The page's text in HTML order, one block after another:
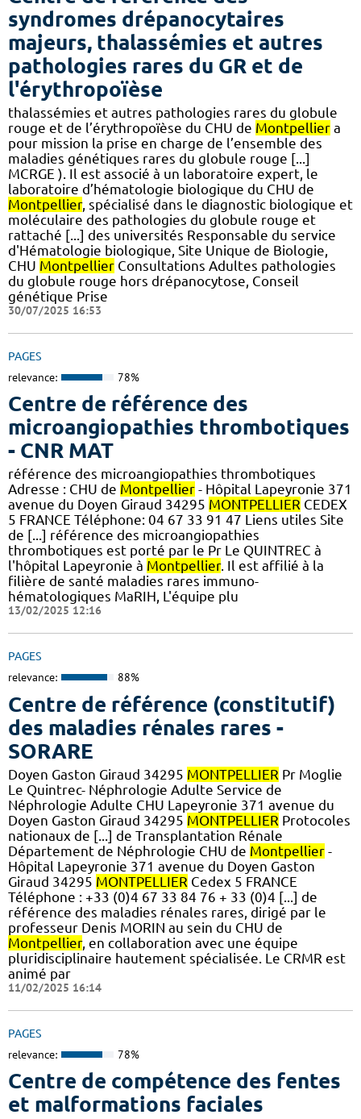
syndromes drépanocytaires
majeurs, thalassémies et autres
pathologies rares du GR et de
l'érythropoïèse
thalassémies et autres pathologies rares du globule
rouge et de l’érythropoïèse du CHU de Montpellier a
pour mission la prise en charge de l’ensemble des
maladies génétiques rares du globule rouge [...]
MCRGE ). Il est associé à un laboratoire expert, le
laboratoire d’hématologie biologique du CHU de
Montpellier, spécialisé dans le diagnostic biologique et
moléculaire des pathologies du globule rouge et
rattaché [...] des universités Responsable du service
d'Hématologie biologique, Site Unique de Biologie,
CHU Montpellier Consultations Adultes pathologies
du globule rouge hors drépanocytose, Conseil
génétique Prise
30/07/2025 16:53
PAGES
relevance: 78%
Centre de référence des
microangiopathies thrombotiques
- CNR MAT
référence des microangiopathies thrombotiques
Adresse : CHU de Montpellier - Hôpital Lapeyronie 371
avenue du Doyen Giraud 34295 MONTPELLIER CEDEX
5 FRANCE Téléphone: 04 67 33 91 47 Liens utiles Site
de [...] référence des microangiopathies
thrombotiques est porté par le Pr Le QUINTREC à
l'hôpital Lapeyronie à Montpellier. Il est affilié à la
filière de santé maladies rares immuno-
hématologiques MaRIH, L'équipe plu
13/02/2025 12:16
PAGES
relevance: 88%
Centre de référence (constitutif)
des maladies rénales rares -
SORARE
Doyen Gaston Giraud 34295 MONTPELLIER Pr Moglie
Le Quintrec- Néphrologie Adulte Service de
Néphrologie Adulte CHU Lapeyronie 371 avenue du
Doyen Gaston Giraud 34295 MONTPELLIER Protocoles
nationaux de [...] de Transplantation Rénale
Département de Néphrologie CHU de Montpellier -
Hôpital Lapeyronie 371 avenue du Doyen Gaston
Giraud 34295 MONTPELLIER Cedex 5 FRANCE
Téléphone : +33 (0)4 67 33 84 76 + 33 (0)4 [...] de
référence des maladies rénales rares, dirigé par le
professeur Denis MORIN au sein du CHU de
Montpellier, en collaboration avec une équipe
pluridisciplinaire hautement spécialisée. Le CRMR est
animé par
11/02/2025 16:14
PAGES
relevance: 78%
Centre de compétence des fentes
et malformations faciales